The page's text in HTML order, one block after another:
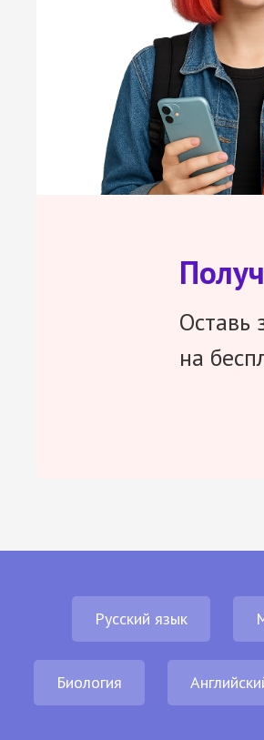
Оставь
на
Русский язык
Биология